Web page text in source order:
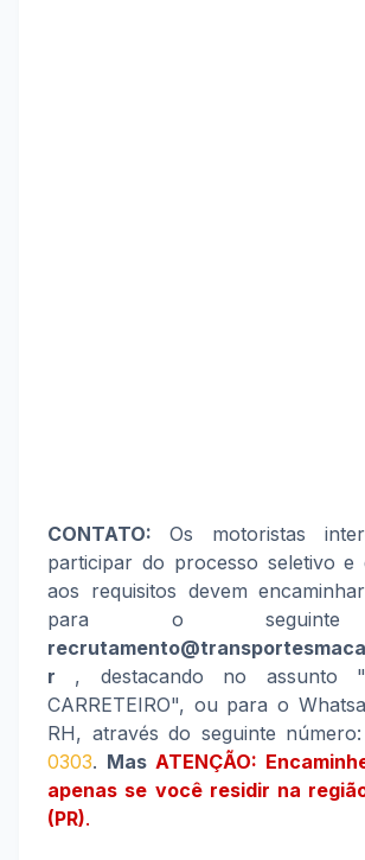
CONTATO: Os motoristas
participar do processo seletivo e
aos requisitos devem
para o seguinte
r , destacando no assunto
CARRETEIRO", ou para o
RH, através do seguinte número:
0303. Mas ATENÇÃO:
apenas se você residir na
(PR).